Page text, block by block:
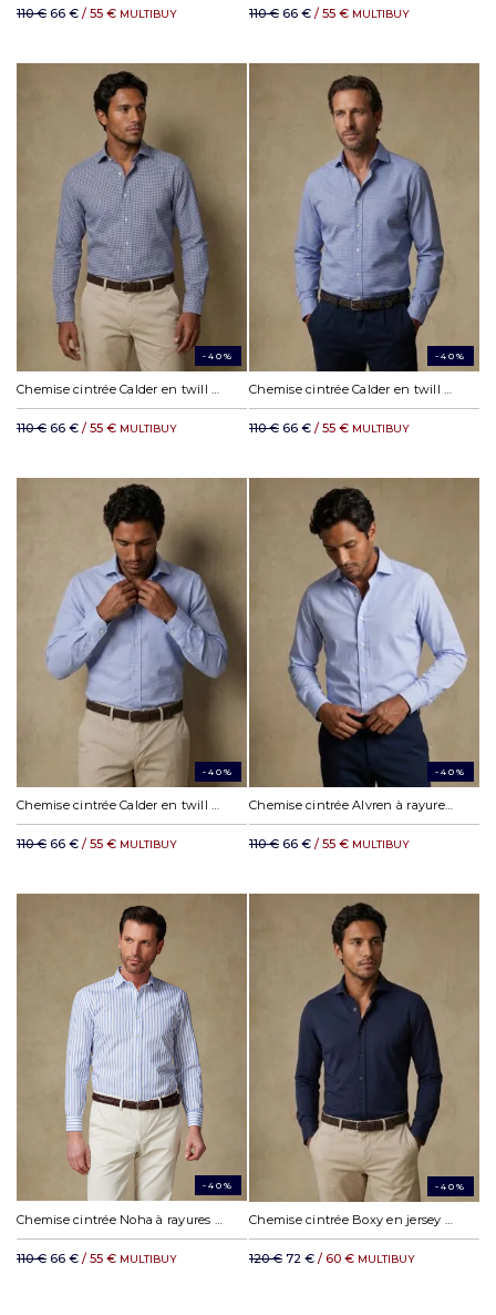
110 € 66 € / 55 € MULTIBUY 110 € 66 € / 55 € MULTIBUY
-40%
Chemise cintrée Calder en twill marine
110 € 66 € / 55 € MULTIBUY
-40%
Chemise cintrée Calder en twill bleu
110 € 66 € / 55 € MULTIBUY
-40%
110 € 66 € / 55 € MULTIBUY
-40%
Chemise cintrée Alvren à rayures ciel
110 € 66 € / 55 € MULTIBUY
-40%
Chemise cintrée Noha à rayures bleues
110 € 66 € / 55 € MULTIBUY
-40%
Chemise cintrée Boxy en jersey marine
120 € 72 € / 60 € MULTIBUY